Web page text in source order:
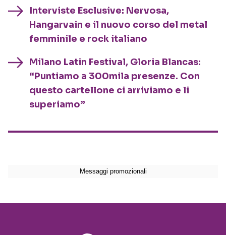
Interviste Esclusive: Nervosa,
Hangarvain e il nuovo corso del metal
femminile e rock italiano
Milano Latin Festival, Gloria Blancas:
“Puntiamo a 300mila presenze. Con
questo cartellone ci arriviamo e li
superiamo”